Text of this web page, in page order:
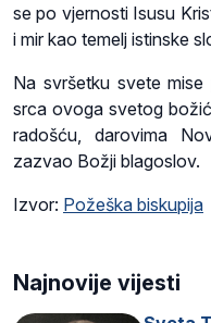
se po vjernosti Isusu
i mir kao temelj istinske
Na svršetku svete
srca ovoga svetog
radošću, darovima
zazvao Božji blagoslov.
Izvor: Požeška biskupija
Najnovije vijesti